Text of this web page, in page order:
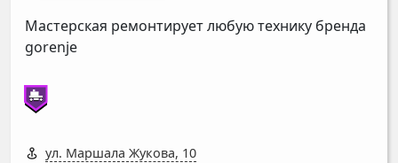
Мастерская ремонтирует любую технику бренда
gorenje
ул. Маршала Жукова, 10